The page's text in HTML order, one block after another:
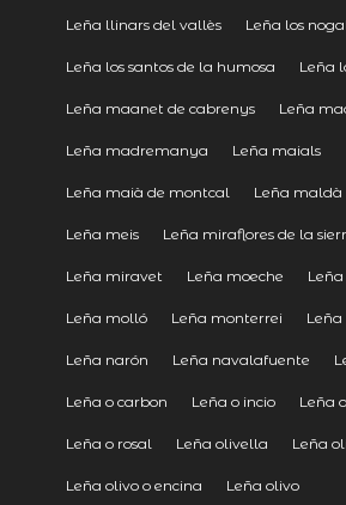
Leña llinars del vallès Leña los
Leña los santos de la humosa Leña
Leña maanet de cabrenys Leña
Leña madremanya Leña maials
Leña maià de montcal Leña maldà
Leña meis Leña miraflores de la
Leña miravet Leña moeche
Leña molló Leña monterrei
Leña narón Leña navalafuente
Leña o carbon Leña o incio Leña
Leña o rosal Leña olivella Leña
Leña olivo o encina Leña olivo